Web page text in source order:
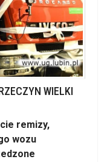
WIELKI
remizy,
wozu